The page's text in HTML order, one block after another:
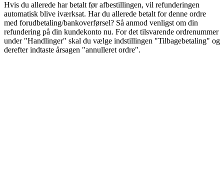
Hvis du allerede har betalt før afbestillingen, vil refunderingen
automatisk blive iværksat. Har du allerede betalt for denne ordre
med forudbetaling/bankoverførsel? Så anmod venligst om din
refundering på din kundekonto nu. For det tilsvarende ordrenummer
under "Handlinger" skal du vælge indstillingen "Tilbagebetaling" og
derefter indtaste årsagen "annulleret ordre".